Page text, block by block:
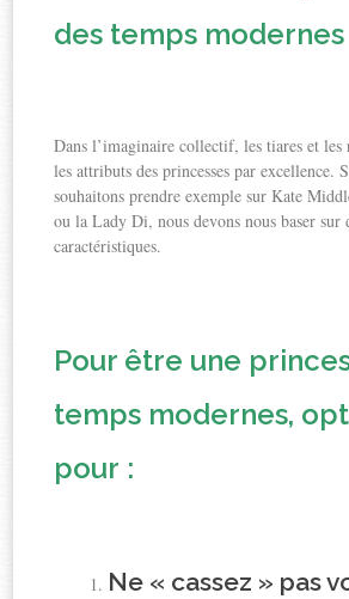
des temps modernes
Dans l’imaginaire collectif, les tiares et les
les attributs des princesses par excellence.
souhaitons prendre exemple sur Kate
ou la Lady Di, nous devons nous baser sur
caractéristiques.
Pour être une
temps modernes,
pour :
Ne « cassez » pas